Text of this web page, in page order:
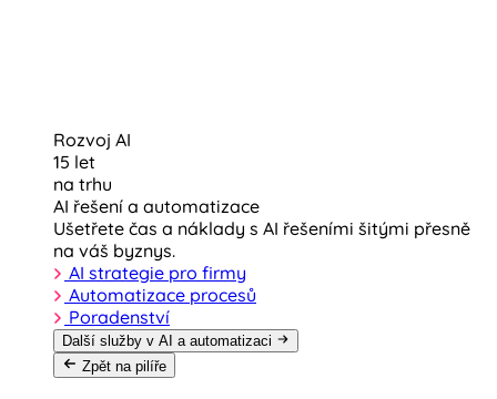
Rozvoj AI
15 let
na trhu
AI řešení a automatizace
Ušetřete čas a náklady s AI řešeními šitými přesně
na váš byznys.
AI strategie pro firmy
Automatizace procesů
Poradenství
Další služby v AI a automatizaci
Zpět na pilíře